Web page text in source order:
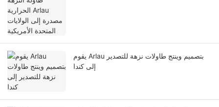
يقوم Arlau بتصميم وينتج طاولات نزهة للتصدير
إلى كندا